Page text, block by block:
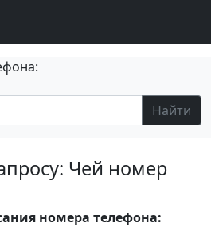
Найти
Чей номер
номера телефона: